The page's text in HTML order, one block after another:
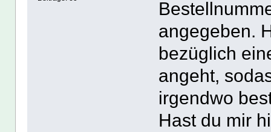
angegeben.
bezüglich
angeht,
irgendwo
Hast du mir